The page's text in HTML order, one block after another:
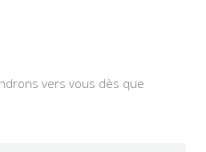
vers vous dès que